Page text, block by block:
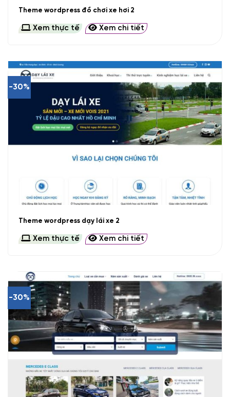
Theme wordpress đồ chơi xe hơi 2
Xem thực tế Xem chi tiết
-30%
Theme wordpress dạy lái xe 2
Xem thực tế Xem chi tiết
-30%